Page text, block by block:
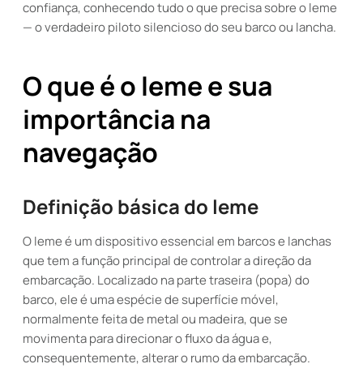
confiança, conhecendo tudo o que precisa sobre o leme
— o verdadeiro piloto silencioso do seu barco ou lancha.
O que é o leme e sua
importância na
navegação
Definição básica do leme
O leme é um dispositivo essencial em barcos e lanchas
que tem a função principal de controlar a direção da
embarcação. Localizado na parte traseira (popa) do
barco, ele é uma espécie de superfície móvel,
normalmente feita de metal ou madeira, que se
movimenta para direcionar o fluxo da água e,
consequentemente, alterar o rumo da embarcação.